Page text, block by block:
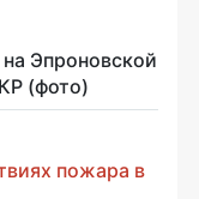
Эпроновской
(фото)
пожара в